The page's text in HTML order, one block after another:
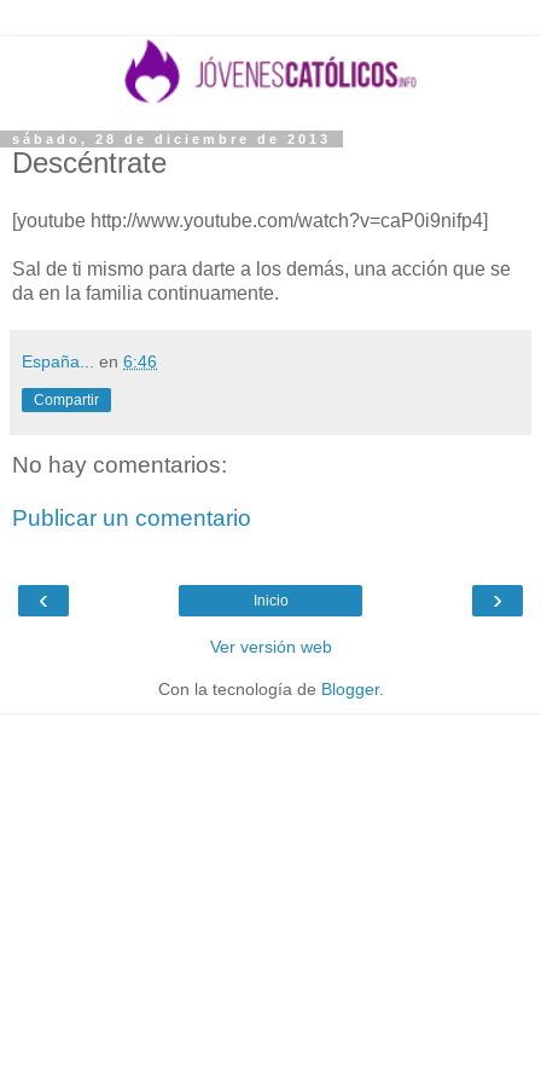
sábado, 28 de diciembre de 2013
Descéntrate
[youtube http://www.youtube.com/watch?v=caP0i9nifp4]
Sal de ti mismo para darte a los demás, una acción que se
da en la familia continuamente.
España... en 6:46
Compartir
No hay comentarios:
Publicar un comentario
‹ ›
Inicio
Ver versión web
Con la tecnología de Blogger.